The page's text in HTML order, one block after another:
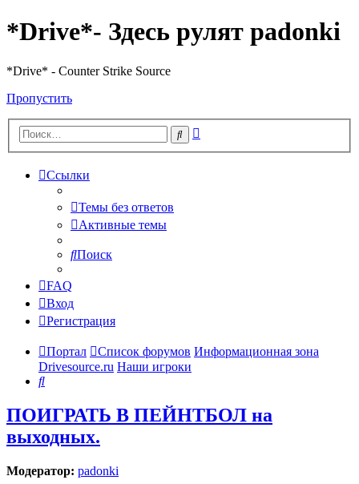
*Drive*- Здесь рулят padonki
*Drive* - Counter Strike Source
Пропустить
Поиск
Ссылки
Темы без ответов
Активные темы
Поиск
FAQ
Вход
Регистрация
Портал Список форумов Информационная зона
Drivesource.ru Наши игроки
Поиск
ПОИГРАТЬ В ПЕЙНТБОЛ на
выходных.
Модератор: padonki